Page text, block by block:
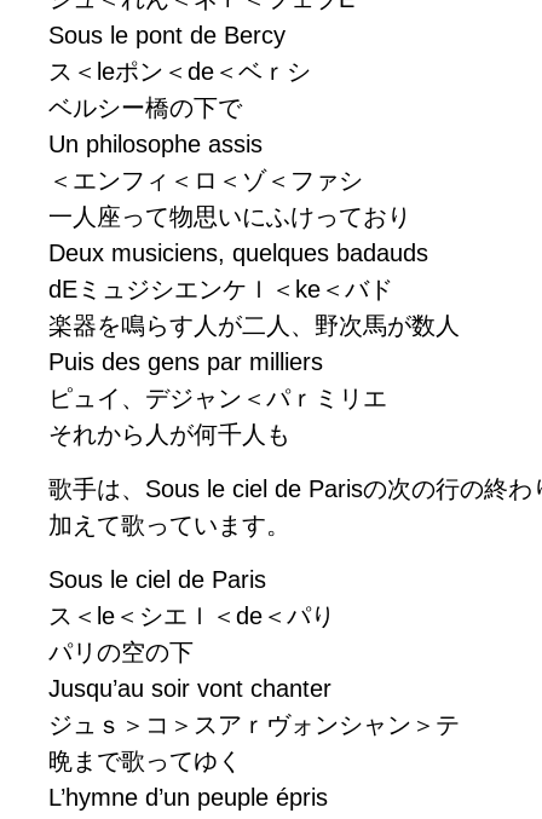
Sous le pont de Bercy
ス＜leポン＜de＜ベｒシ
ベルシー橋の下で
Un philosophe assis
＜エンフィ＜ロ＜ゾ＜ファシ
一人座って物思いにふけっており
Deux musiciens, quelques badauds
dEミュジシエンケｌ＜ke＜バド
楽器を鳴らす人が二人、野次馬が数人
Puis des gens par milliers
ピュイ、デジャン＜パｒミリエ
それから人が何千人も
歌手は、Sous le ciel de Parisの次の行の終わ
加えて歌っています。
Sous le ciel de Paris
ス＜le＜シエｌ＜de＜パり
パリの空の下
Jusqu’au soir vont chanter
ジュｓ＞コ＞スアｒヴォンシャン＞テ
晩まで歌ってゆく
L’hymne d’un peuple épris